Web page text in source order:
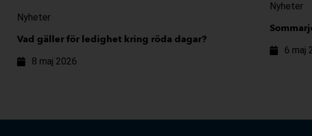
Nyheter
Vad gäller för ledighet kring röda dagar?
8 maj 2026
Nyheter
6 maj